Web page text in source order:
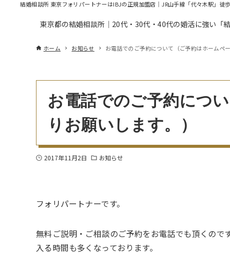
結婚相談所 東京フォリパートナーはIBJの正規加盟店｜JR山手線「代々木駅」徒
東京都の結婚相談所｜20代・30代・40代の婚活に強い「
ホーム お知らせ お電話でのご予約について（ご予約はホームペ
お電話でのご予約につ
りお願いします。）
2017年11月2日 お知らせ
フォリパートナーです。
無料ご説明・ご相談のご予約をお電話でも頂くの
入る時間も多くなっております。